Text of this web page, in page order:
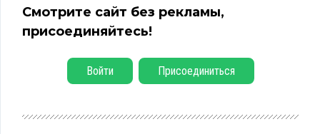
Смотрите сайт без рекламы,
присоединяйтесь!
Войти Присоединиться